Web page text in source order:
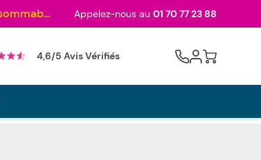
Au palmarès des meilleurs sites en 2024 et sacré n°1 en 2022 et 2023 ! ( Catégorie consommables) Appelez-nous au 01 70 77 23 88
4,6/5 Avis Vérifiés Cart